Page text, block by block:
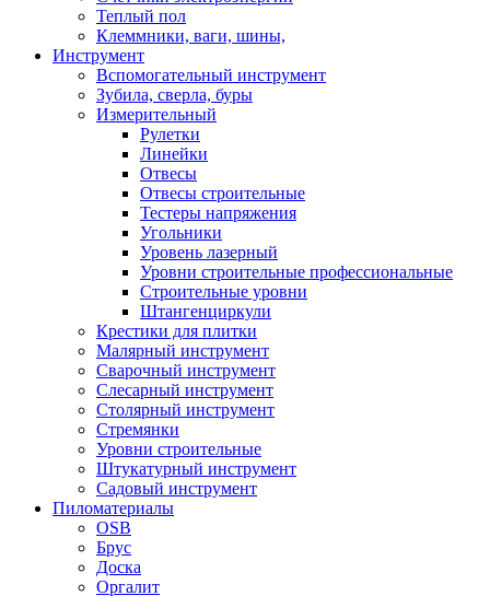
Теплый пол
Клеммники, ваги, шины,
Инструмент
Вспомогательный инструмент
Зубила, сверла, буры
Измерительный
Рулетки
Линейки
Отвесы
Отвесы строительные
Тестеры напряжения
Угольники
Уровень лазерный
Уровни строительные профессиональные
Строительные уровни
Штангенциркули
Крестики для плитки
Малярный инструмент
Сварочный инструмент
Слесарный инструмент
Столярный инструмент
Стремянки
Уровни строительные
Штукатурный инструмент
Садовый инструмент
Пиломатериалы
OSB
Брус
Доска
Оргалит